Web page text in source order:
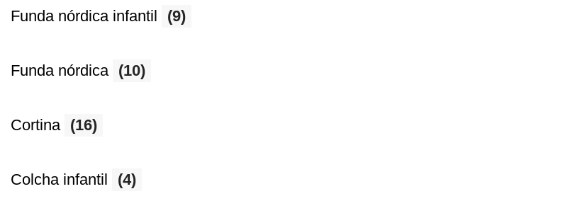
Funda nórdica infantil (9)
Funda nórdica (10)
Cortina (16)
Colcha infantil (4)